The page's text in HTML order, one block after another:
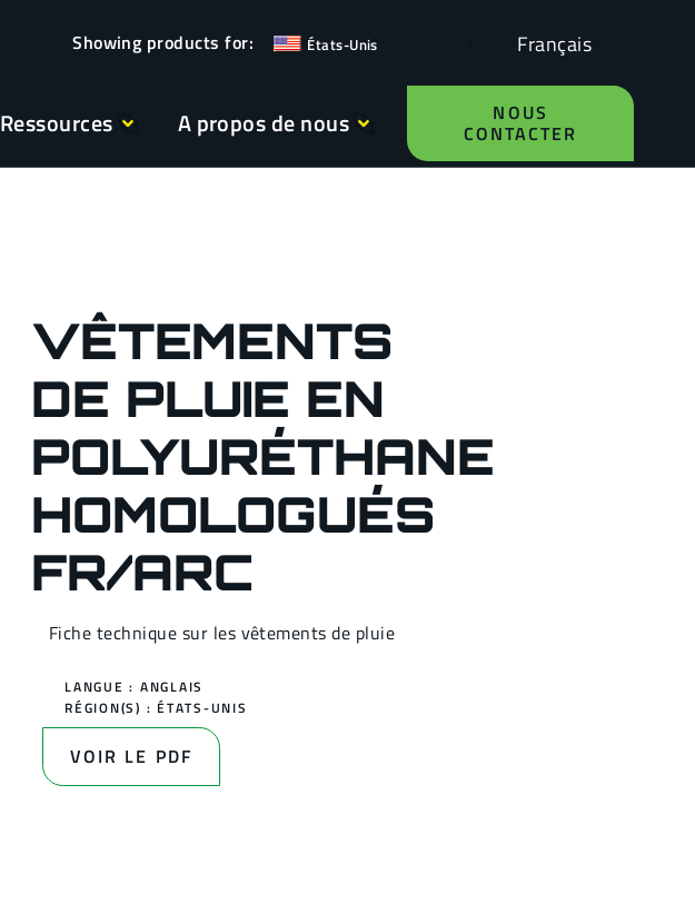
États-Unis Français
Ressources A propos de nous NOUS
CONTACTER
VÊTEMENTS
DE PLUIE EN
POLYURÉTHANE
HOMOLOGUÉS
FR/ARC
Fiche technique sur les vêtements de pluie
LANGUE : ANGLAIS
RÉGION(S) : ÉTATS-UNIS
VOIR LE PDF